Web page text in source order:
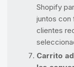
Shopify
juntos con
clientes
Carrito